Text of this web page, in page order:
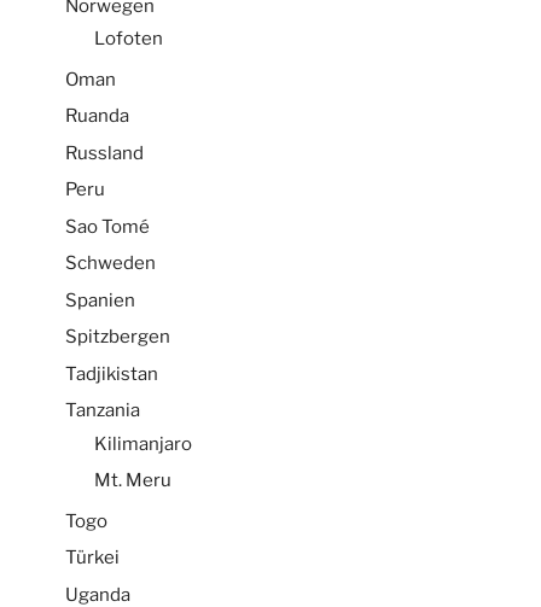
Norwegen
Lofoten
Oman
Ruanda
Russland
Peru
Sao Tomé
Schweden
Spanien
Spitzbergen
Tadjikistan
Tanzania
Kilimanjaro
Mt. Meru
Togo
Türkei
Uganda